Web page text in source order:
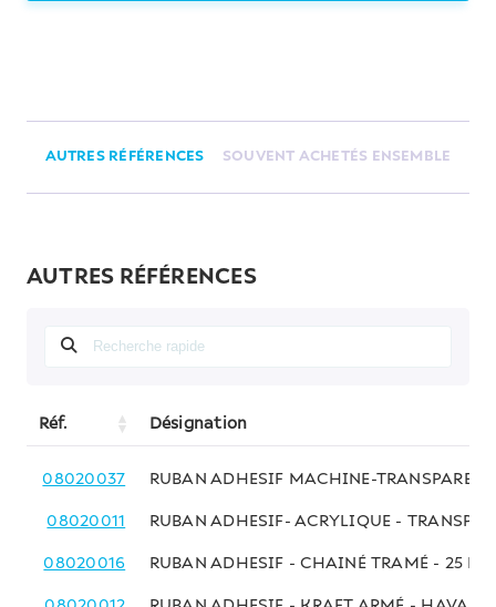
AUTRES RÉFÉRENCES SOUVENT ACHETÉS ENSEMBLE
AUTRES RÉFÉRENCES
Réf. Désignation
08020037 RUBAN ADHESIF MACHINE-
08020011 RUBAN ADHESIF- ACRYLIQUE -
08020016 RUBAN ADHESIF - CHAINÉ TRAMÉ - 25